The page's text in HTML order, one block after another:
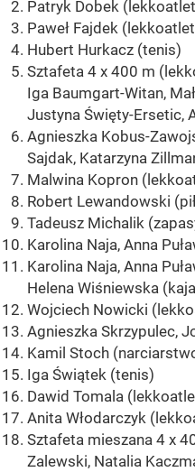
Patryk Dobek
Paweł Fajdek
Hubert Hurkacz (tenis)
Sztafeta 4 x 400 m
Iga Baumgart-Witan,
Justyna Święty-Ersetic,
Agnieszka Kobus-
Sajdak, Katarzyna
Malwina Kopron
Robert Lewandowski
Tadeusz Michalik
Karolina Naja, Anna
Karolina Naja, Anna
Helena Wiśniewska
Wojciech Nowicki
Agnieszka Skrzypulec,
Kamil Stoch
Iga Świątek (tenis)
Dawid Tomala
Anita Włodarczyk
Sztafeta mieszana 4 x
Zalewski, Natalia